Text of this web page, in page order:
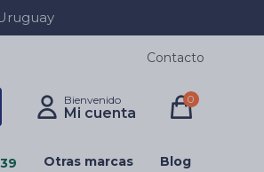
Otras marcas Blog
0
Contacto